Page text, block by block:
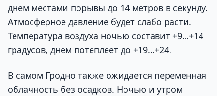
днем местами порывы до 14 метров в секунду.
Атмосферное давление будет слабо расти.
Температура воздуха ночью составит +9…+14
градусов, днем потеплеет до +19…+24.
В самом Гродно также ожидается переменная
облачность без осадков. Ночью и утром